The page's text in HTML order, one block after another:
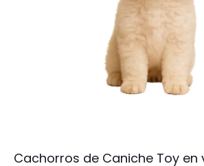
Cachorros de Caniche Toy en